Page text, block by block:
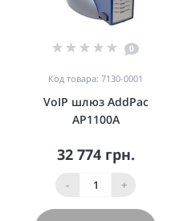
0
Код товара: 7130-0001
VoIP шлюз AddPac
AP1100A
32 774 грн.
- +